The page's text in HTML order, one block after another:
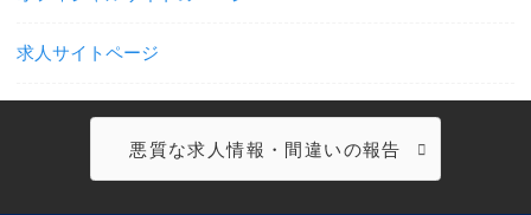
求人サイトページ
悪質な求人情報・間違いの報告